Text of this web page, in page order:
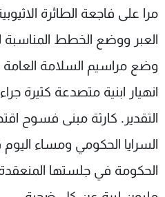
مرا على فاجعة الطائرة
العبر ووضع الخطط المناسبة
وضع مراسيم السلامة
انهيار ابنية متصدعة كثيرة
التقدير. كارثة مبنى فسوح
السرايا الحكومي ومساء
الحكومة في جلستها